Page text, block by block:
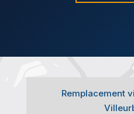
Remplacement